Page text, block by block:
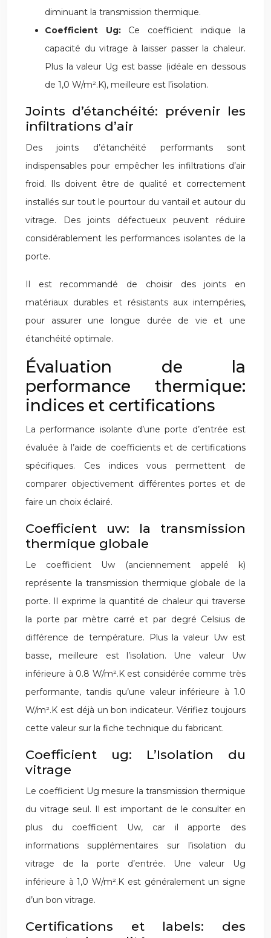
diminuant la transmission thermique.
Coefficient Ug: Ce coefficient indique la
capacité du vitrage à laisser passer la chaleur.
Plus la valeur Ug est basse (idéale en dessous
de 1,0 W/m².K), meilleure est l’isolation.
Joints d’étanchéité: prévenir les
infiltrations d’air
Des joints d’étanchéité performants sont
indispensables pour empêcher les infiltrations d’air
froid. Ils doivent être de qualité et correctement
installés sur tout le pourtour du vantail et autour du
vitrage. Des joints défectueux peuvent réduire
considérablement les performances isolantes de la
porte.
Il est recommandé de choisir des joints en
matériaux durables et résistants aux intempéries,
pour assurer une longue durée de vie et une
étanchéité optimale.
Évaluation de la
performance thermique:
indices et certifications
La performance isolante d’une porte d’entrée est
évaluée à l’aide de coefficients et de certifications
spécifiques. Ces indices vous permettent de
comparer objectivement différentes portes et de
faire un choix éclairé.
Coefficient uw: la transmission
thermique globale
Le coefficient Uw (anciennement appelé k)
représente la transmission thermique globale de la
porte. Il exprime la quantité de chaleur qui traverse
la porte par mètre carré et par degré Celsius de
différence de température. Plus la valeur Uw est
basse, meilleure est l’isolation. Une valeur Uw
inférieure à 0.8 W/m².K est considérée comme très
performante, tandis qu’une valeur inférieure à 1.0
W/m².K est déjà un bon indicateur. Vérifiez toujours
cette valeur sur la fiche technique du fabricant.
Coefficient ug: L’Isolation du
vitrage
Le coefficient Ug mesure la transmission thermique
du vitrage seul. Il est important de le consulter en
plus du coefficient Uw, car il apporte des
informations supplémentaires sur l’isolation du
vitrage de la porte d’entrée. Une valeur Ug
inférieure à 1,0 W/m².K est généralement un signe
d’un bon vitrage.
Certifications et labels: des